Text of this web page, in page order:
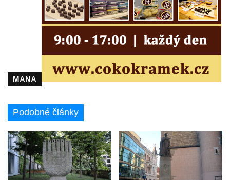
biskupské rezidenci v Českých
Budějovicích
Socha žáby u rybníčku na Náměstí v
Kamenném Újezdě
Pamětní kámen družebních obcí Kamenný
Újezd a Krauchthal v parku na Náměstí v
Socha na náměstí J. V. Kamarýta ve
Pomník J. V. Kamarýta v Krumlovské ulici ve
Velešíně
Pamětní deska arcibiskupa Micara ve
MANA
Podobné články